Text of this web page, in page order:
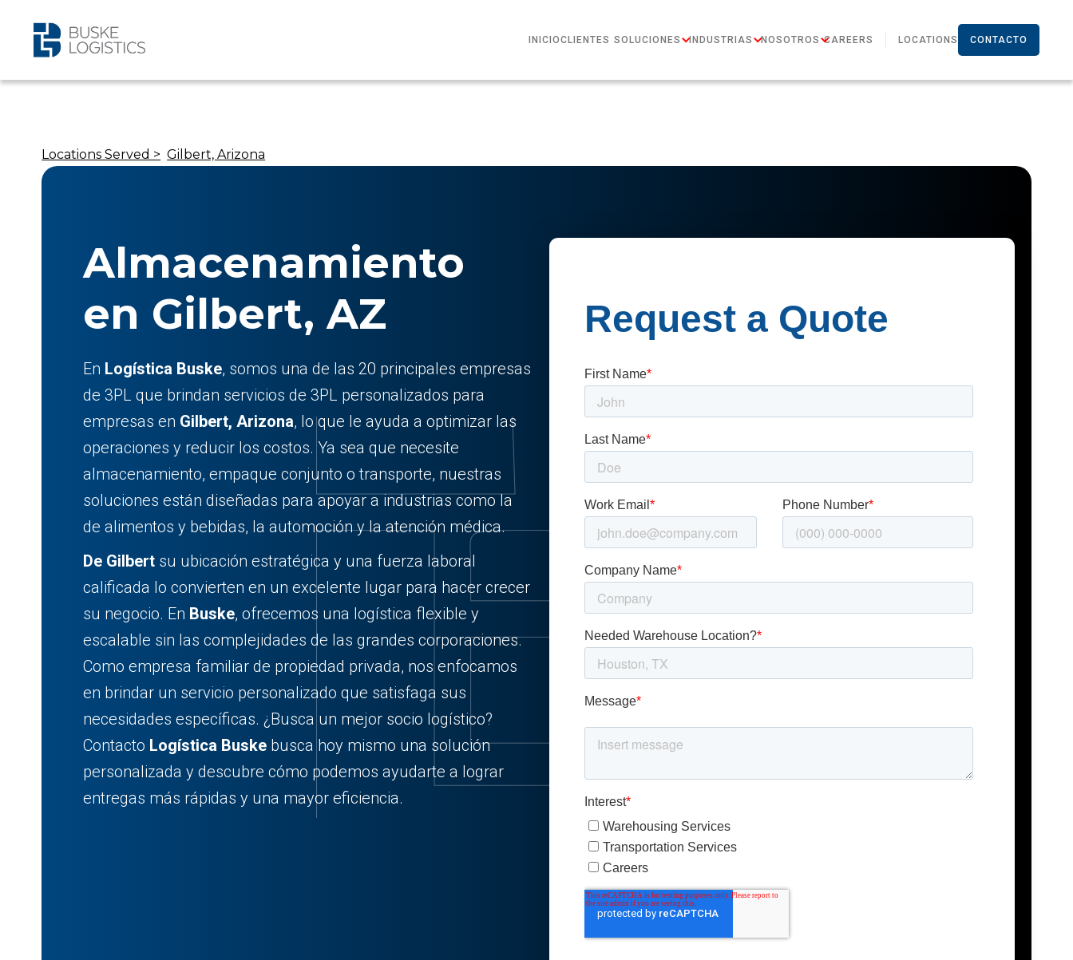
INICIOCLIENTES SOLUCIONES INDUSTRIAS NOSOTROS CAREERS LOCATIONS CONTACTO
Locations Served > Gilbert, Arizona
Almacenamiento
en Gilbert, AZ
En Logística Buske, somos una de las 20 principales empresas
de 3PL que brindan servicios de 3PL personalizados para
empresas en Gilbert, Arizona, lo que le ayuda a optimizar las
operaciones y reducir los costos. Ya sea que necesite
almacenamiento, empaque conjunto o transporte, nuestras
soluciones están diseñadas para apoyar a industrias como la
de alimentos y bebidas, la automoción y la atención médica.
De Gilbert su ubicación estratégica y una fuerza laboral
calificada lo convierten en un excelente lugar para hacer crecer
su negocio. En Buske, ofrecemos una logística flexible y
escalable sin las complejidades de las grandes corporaciones.
Como empresa familiar de propiedad privada, nos enfocamos
en brindar un servicio personalizado que satisfaga sus
necesidades específicas. ¿Busca un mejor socio logístico?
Contacto Logística Buske busca hoy mismo una solución
personalizada y descubre cómo podemos ayudarte a lograr
entregas más rápidas y una mayor eficiencia.